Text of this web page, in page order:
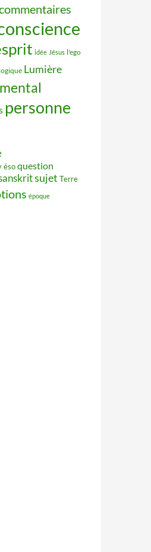
idée Jésus l'ego
logique Lumière
mental
personne
ésoquestion
sujet Terre
époque